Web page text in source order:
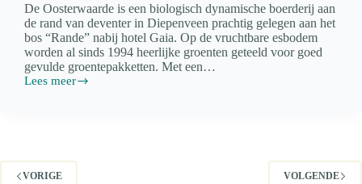
De Oosterwaarde is een biologisch dynamische boerderij aan
de rand van deventer in Diepenveen prachtig gelegen aan het
bos “Rande” nabij hotel Gaia. Op de vruchtbare esbodem
worden al sinds 1994 heerlijke groenten geteeld voor goed
gevulde groentepakketten. Met een…
Lees meer
25
VORIGE VOLGENDE